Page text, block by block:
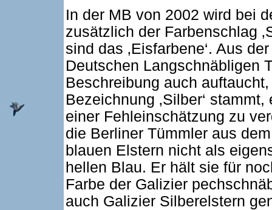
In der MB von 2002 wird bei
zusätzlich der Farbenschlag
sind das ‚Eisfarbene‘. Aus
Deutschen Langschnäbligen
Beschreibung auch
Bezeichnung ‚Silber‘
einer Fehleinschätzung zu
die Berliner Tümmler aus
blauen Elstern nicht als
hellen Blau. Er hält sie für
Farbe der Galizier
auch Galizier Silberelstern